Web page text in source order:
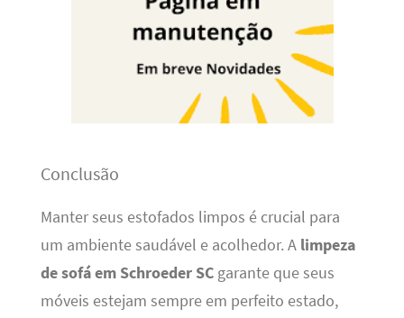
Conclusão
Manter seus estofados limpos é crucial para
um ambiente saudável e acolhedor. A limpeza
de sofá em Schroeder SCgarante que seus
móveis estejam sempre em perfeito estado,